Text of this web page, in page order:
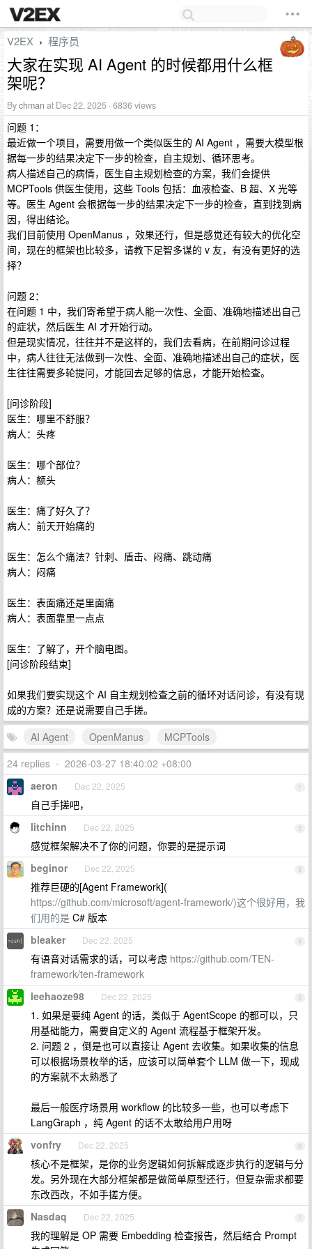
V2EX › 程序员
大家在实现 AI Agent 的时候都用什么框
架呢？
Bychman at Dec 22, 2025 · 6836 views
问题 1：
最近做一个项目，需要用做一个类似医生的 AI Agent ，需要大模型根
据每一步的结果决定下一步的检查，自主规划、循环思考。
病人描述自己的病情，医生自主规划检查的方案，我们会提供
MCPTools 供医生使用，这些 Tools 包括：血液检查、B 超、X 光等
等。医生 Agent 会根据每一步的结果决定下一步的检查，直到找到病
因，得出结论。
我们目前使用 OpenManus ，效果还行，但是感觉还有较大的优化空
间，现在的框架也比较多，请教下足智多谋的 v 友，有没有更好的选
择？
问题 2：
在问题 1 中，我们寄希望于病人能一次性、全面、准确地描述出自己
的症状，然后医生 AI 才开始行动。
但是现实情况，往往并不是这样的，我们去看病，在前期问诊过程
中，病人往往无法做到一次性、全面、准确地描述出自己的症状，医
生往往需要多轮提问，才能回去足够的信息，才能开始检查。
[问诊阶段]
医生：哪里不舒服？
病人：头疼
医生：哪个部位？
病人：额头
医生：痛了好久了？
病人：前天开始痛的
医生：怎么个痛法？针刺、盾击、闷痛、跳动痛
病人：闷痛
医生：表面痛还是里面痛
病人：表面靠里一点点
医生：了解了，开个脑电图。
[问诊阶段结束]
如果我们要实现这个 AI 自主规划检查之前的循环对话问诊，有没有现
成的方案？还是说需要自己手搓。
AI Agent
OpenManus
MCPTools
24 replies • 2026-03-27 18:40:02 +08:00
1
aeron Dec 22, 2025
自己手搓吧，
2
litchinn Dec 22, 2025
感觉框架解决不了你的问题，你要的是提示词
3
beginor Dec 22, 2025
推荐巨硬的[Agent Framework](
https://github.com/microsoft/agent-framework/)这个很好用，我
们用的是 C# 版本
4
bleaker Dec 22, 2025
有语音对话需求的话，可以考虑 https://github.com/TEN-
framework/ten-framework
5
leehaoze98 Dec 22, 2025
1. 如果是要纯 Agent 的话，类似于 AgentScope 的都可以，只
用基础能力，需要自定义的 Agent 流程基于框架开发。
2. 问题 2 ，倒是也可以直接让 Agent 去收集。如果收集的信息
可以根据场景枚举的话，应该可以简单套个 LLM 做一下，现成
的方案就不太熟悉了
最后一般医疗场景用 workflow 的比较多一些，也可以考虑下
LangGraph ，纯 Agent 的话不太敢给用户用呀
6
vonfry Dec 22, 2025
核心不是框架，是你的业务逻辑如何拆解成逐步执行的逻辑与分
发。另外现在大部分框架都是做简单原型还行，但复杂需求都要
东改西改，不如手搓方便。
7
Nasdaq Dec 22, 2025
我的理解是 OP 需要 Embedding 检查报告，然后结合 Prompt